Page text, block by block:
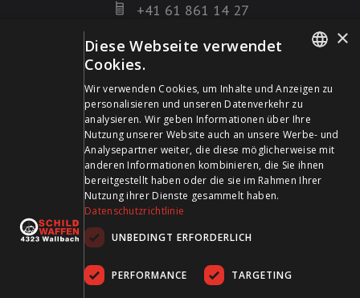
+41 61 861 14 27
info@schildwaffen.ch
Zahlungsmittel
Besuchen Sie uns in den Sozialen Medien und bleiben Sie
auf dem Laufenden!
FRENCH
×
Diese Webseite verwendet
Cookies.
Wir verwenden Cookies, um Inhalte und Anzeigen zu
personalisieren und unseren Datenverkehr zu
analysieren. Wir geben Informationen über Ihre
Nutzung unserer Website auch an unsere Werbe- und
Analysepartner weiter, die diese möglicherweise mit
anderen Informationen kombinieren, die Sie ihnen
bereitgestellt haben oder die sie im Rahmen Ihrer
Nutzung ihrer Dienste gesammelt haben.
Datenschutzrichtlinie
UNBEDINGT ERFORDERLICH
PERFORMANCE TARGETING